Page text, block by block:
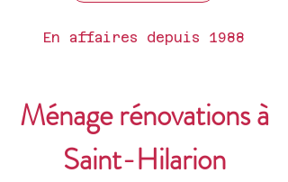
En affaires depuis 1988
Ménage rénovations à
Saint-Hilarion